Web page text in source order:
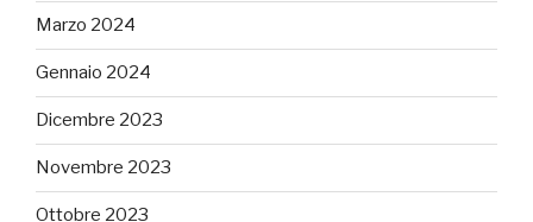
Marzo 2024
Gennaio 2024
Dicembre 2023
Novembre 2023
Ottobre 2023